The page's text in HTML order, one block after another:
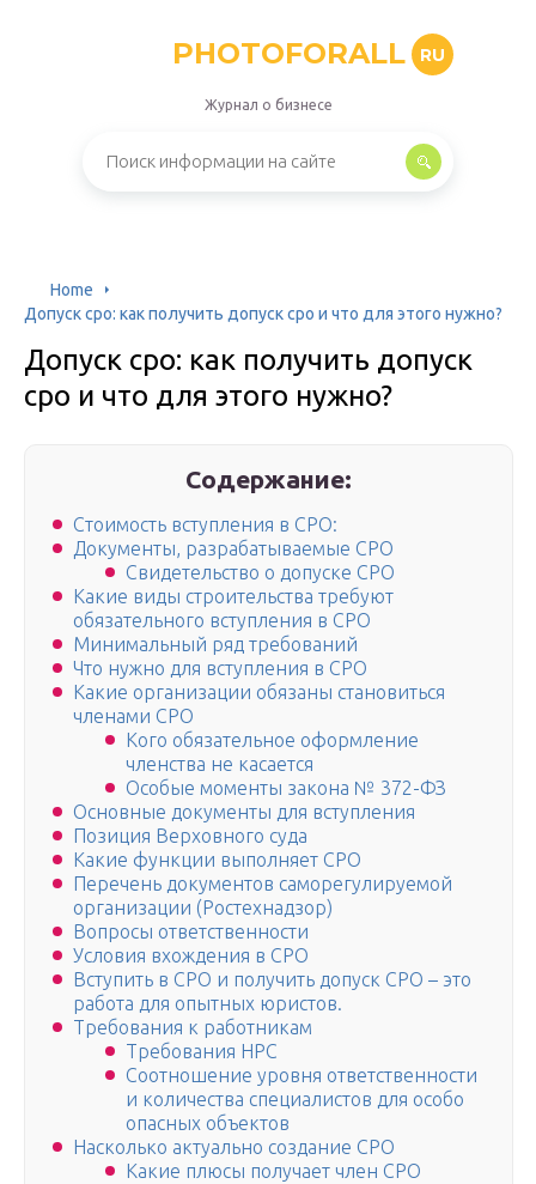
PHOTOFORALL RU
Журнал о бизнесе
Home
Допуск сро: как получить допуск сро и что для этого нужно?
Допуск сро: как получить допуск
сро и что для этого нужно?
Содержание:
Стоимость вступления в СРО:
Документы, разрабатываемые СРО
Свидетельство о допуске СРО
Какие виды строительства требуют
обязательного вступления в СРО
Минимальный ряд требований
Что нужно для вступления в СРО
Какие организации обязаны становиться
членами СРО
Кого обязательное оформление
членства не касается
Особые моменты закона № 372-ФЗ
Основные документы для вступления
Позиция Верховного суда
Какие функции выполняет СРО
Перечень документов саморегулируемой
организации (Ростехнадзор)
Вопросы ответственности
Условия вхождения в СРО
Вступить в СРО и получить допуск СРО – это
работа для опытных юристов.
Требования к работникам
Требования НРС
Соотношение уровня ответственности
и количества специалистов для особо
опасных объектов
Насколько актуально создание СРО
Какие плюсы получает член СРО